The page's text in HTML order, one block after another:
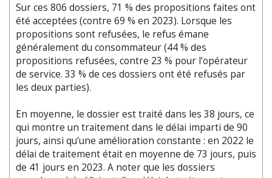
Sur ces 806 dossiers, 71 % des propositions faites ont
été acceptées (contre 69 % en 2023). Lorsque les
propositions sont refusées, le refus émane
généralement du consommateur (44 % des
propositions refusées, contre 23 % pour l’opérateur
de service. 33 % de ces dossiers ont été refusés par
les deux parties).
En moyenne, le dossier est traité dans les 38 jours, ce
qui montre un traitement dans le délai imparti de 90
jours, ainsi qu’une amélioration constante : en 2022 le
délai de traitement était en moyenne de 73 jours, puis
de 41 jours en 2023. A noter que les dossiers